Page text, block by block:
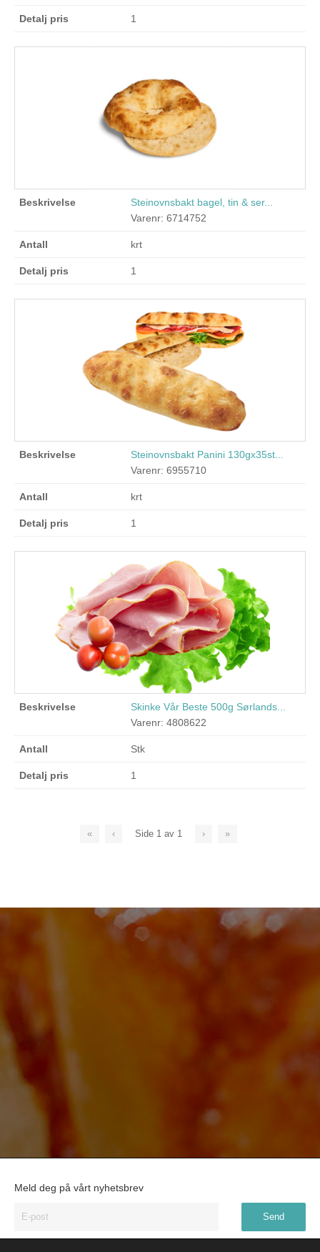
1
Steinovnsbakt bagel, tin & ser...
Varenr: 6714752
krt
1
Steinovnsbakt Panini 130gx35st...
Varenr: 6955710
krt
1
Skinke Vår Beste 500g Sørlands...
Varenr: 4808622
Stk
1
« ‹ Side 1 av 1 › »
Meld deg på vårt nyhetsbrev